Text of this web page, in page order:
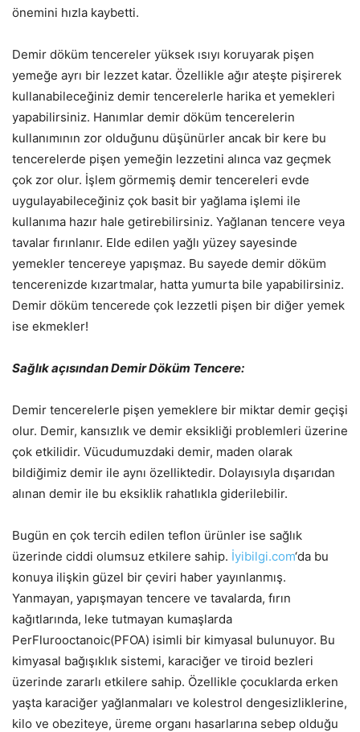
önemini hızla kaybetti.
Demir döküm tencereler yüksek ısıyı koruyarak pişen
yemeğe ayrı bir lezzet katar. Özellikle ağır ateşte pişirerek
kullanabileceğiniz demir tencerelerle harika et yemekleri
yapabilirsiniz. Hanımlar demir döküm tencerelerin
kullanımının zor olduğunu düşünürler ancak bir kere bu
tencerelerde pişen yemeğin lezzetini alınca vaz geçmek
çok zor olur. İşlem görmemiş demir tencereleri evde
uygulayabileceğiniz çok basit bir yağlama işlemi ile
kullanıma hazır hale getirebilirsiniz. Yağlanan tencere veya
tavalar fırınlanır. Elde edilen yağlı yüzey sayesinde
yemekler tencereye yapışmaz. Bu sayede demir döküm
tencerenizde kızartmalar, hatta yumurta bile yapabilirsiniz.
Demir döküm tencerede çok lezzetli pişen bir diğer yemek
ise ekmekler!
Sağlık açısından Demir Döküm Tencere:
Demir tencerelerle pişen yemeklere bir miktar demir geçişi
olur. Demir, kansızlık ve demir eksikliği problemleri üzerine
çok etkilidir. Vücudumuzdaki demir, maden olarak
bildiğimiz demir ile aynı özelliktedir. Dolayısıyla dışarıdan
alınan demir ile bu eksiklik rahatlıkla giderilebilir.
Bugün en çok tercih edilen teflon ürünler ise sağlık
üzerinde ciddi olumsuz etkilere sahip. İyibilgi.com‘da bu
konuya ilişkin güzel bir çeviri haber yayınlanmış.
Yanmayan, yapışmayan tencere ve tavalarda, fırın
kağıtlarında, leke tutmayan kumaşlarda
PerFlurooctanoic(PFOA) isimli bir kimyasal bulunuyor. Bu
kimyasal bağışıklık sistemi, karaciğer ve tiroid bezleri
üzerinde zararlı etkilere sahip. Özellikle çocuklarda erken
yaşta karaciğer yağlanmaları ve kolestrol dengesizliklerine,
kilo ve obeziteye, üreme organı hasarlarına sebep olduğu